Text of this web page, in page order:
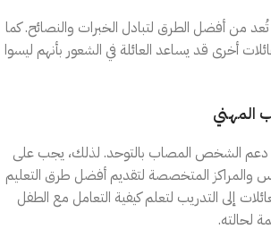
من أفضل الطرق لتبادل الخبرات والنصائح. كما
أخرى قد يساعد العائلة في الشعور بأنهم ليسوا
المهني
دعم الشخص المصاب بالتوحد. لذلك، يجب على
والمراكز المتخصصة لتقديم أفضل طرق التعليم
إلى التدريب لتعلم كيفية التعامل مع الطفل
لحالته.